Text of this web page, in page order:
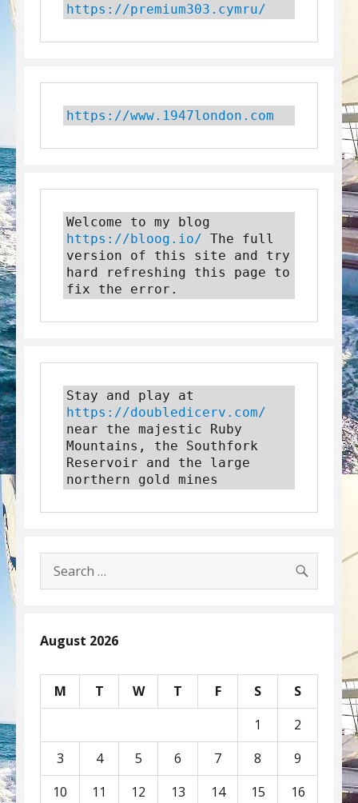
https://premium303.cymru/
https://www.1947london.com
https://bloog.io/ The full
version of this site and try
hard refreshing this page to
fix the error.
https://doubledicerv.com/
near the majestic Ruby
Mountains, the Southfork
Reservoir and the large
northern gold mines
Search
for:
August 2026
M T W T F S
S
1
2
3
4 5 6 7 8
9
10
11 12 13 14 15
16